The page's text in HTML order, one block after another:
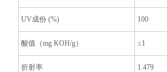
UV成份 (%) 100
酸值（mg KOH/g） ≤1
折射率 1.479